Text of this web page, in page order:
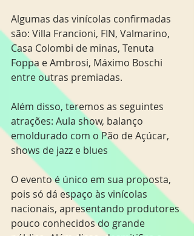
Algumas das vinícolas confirmadas
são: Villa Francioni, FIN, Valmarino,
Casa Colombi de minas, Tenuta
Foppa e Ambrosi, Máximo Boschi
entre outras premiadas.
Além disso, teremos as seguintes
atrações: Aula show, balanço
emoldurado com o Pão de Açúcar,
shows de jazz e blues
O evento é único em sua proposta,
pois só dá espaço às vinícolas
nacionais, apresentando produtores
pouco conhecidos do grande